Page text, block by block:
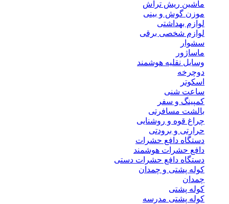
ماشین ریش تراش
موزن گوش و بینی
لوازم بهداشتی
لوازم شخصی برقی
سشوار
ماساژور
وسایل نقلیه هوشمند
دوچرخه
اسکوتر
ساعت شنی
کمپینگ و سفر
بالشت مسافرتی
چراغ قوه و روشنایی
حرارتی و برودتی
دستگاه دافع حشرات
دافع حشرات هوشمند
دستگاه دافع حشرات دستی
کوله پشتی و چمدان
چمدان
کوله پشتی
کوله پشتی مدرسه